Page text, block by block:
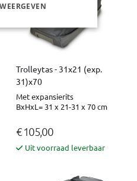
Trolleytas - 31x21 (exp.
31)x70
Met expansierits
BxHxL= 31 x 21-31 x 70 cm
€ 105,00
Uit voorraad leverbaar